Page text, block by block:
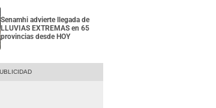
Senamhi advierte llegada de
LLUVIAS EXTREMAS en 65
provincias desde HOY